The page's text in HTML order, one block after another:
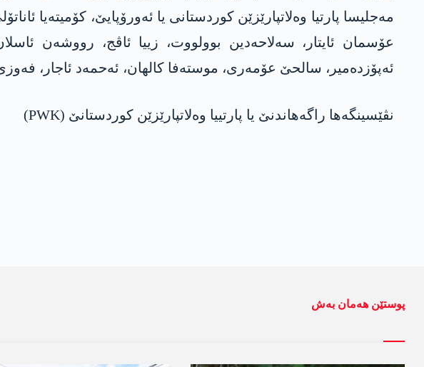
مەجلیسا پارتیا وەلاتپارێزێن کوردستانی یا ئەورۆپایێ، کۆمیتەیا
عۆسمان ئایتار، سەلاحەدین بوولووت، زییا ئاڤج، رووشەن
ئەپۆزدەمیر، سالحێ عۆمەری، موستەفا کالھان، ئەحمەد ئاجار،
نڤێسینگەها راگەھاندنێ یا پارتییا وەلاتپارێزێن کوردستانێ (PWK)
پوستێن ھەمان بەش